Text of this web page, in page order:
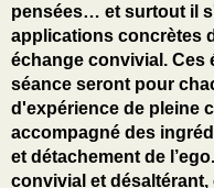
pensées… et surtout il
applications concrètes
échange convivial. Ces
séance seront pour
d'expérience de pleine
accompagné des
et détachement de
convivial et